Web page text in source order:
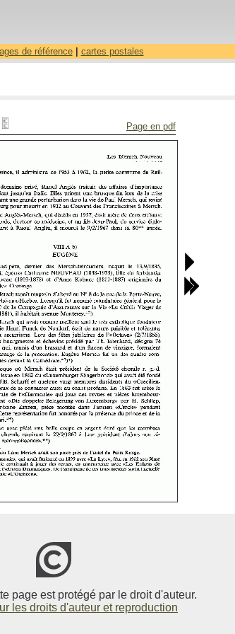
de référence| cartes postales
Page en pdf
page est protégé par le droit d'auteur.
les droits d'auteur et reproduction